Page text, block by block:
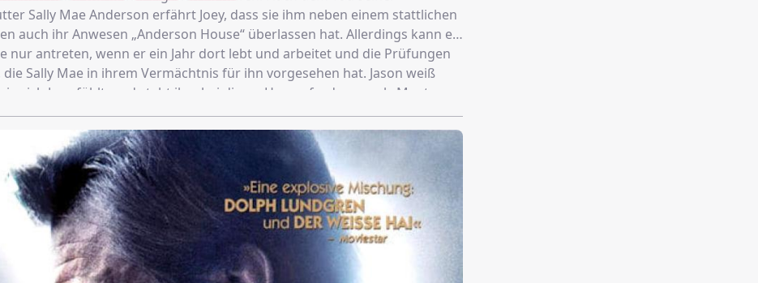
Sally Mae Anderson erfährt Joey, dass sie ihm neben einem stattlichen
auch ihr Anwesen „Anderson House“ überlassen hat. Allerdings kann er
nur antreten, wenn er ein Jahr dort lebt und arbeitet und die Prüfungen
Sally Mae in ihrem Vermächtnis für ihn vorgesehen hat. Jason weiß
wie sich Joey fühlt, und steht ihm bei dieser Herausforderung als Mentor